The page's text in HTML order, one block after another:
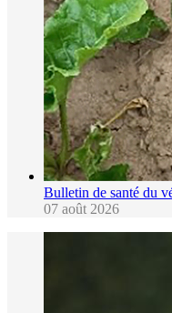
Bulletin de santé du
07 août 2026